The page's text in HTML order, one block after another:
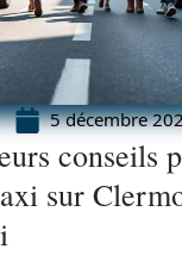
5 décembre
conseils
sur